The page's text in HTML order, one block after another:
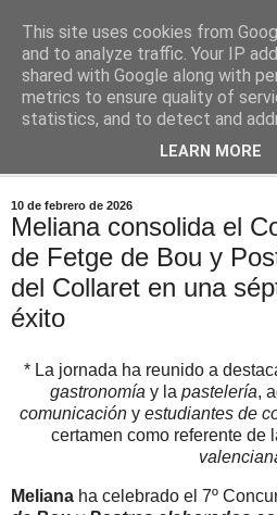
Comoju
La Cocina del Día a Día y el día a
10 de febrero de 2026
Meliana consolida el
de Fetge de Bou y
del Collaret en una
éxito
* La jornada ha reunido a
gastronomía y la pastelería,
comunicación y estudiantes de
certamen como referente de
Meliana ha celebrado el 7º
This site uses cookies from
and to analyze traffic. Your IP
shared with Google along with
metrics to ensure quality of
statistics, and to detect and
LEARN MORE